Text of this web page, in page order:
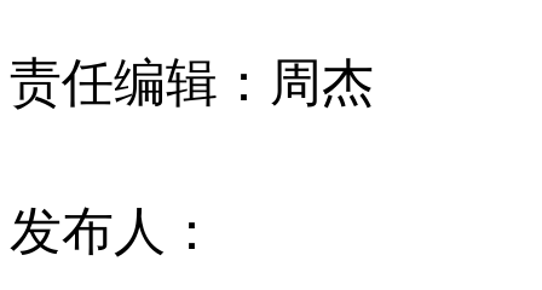
责任编辑：周杰
发布人：